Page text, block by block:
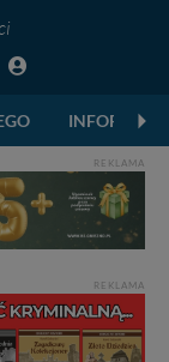
REKLAMA
REKLAMA